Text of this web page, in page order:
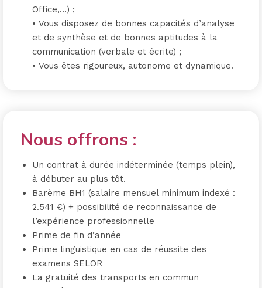
Office,…) ;
• Vous disposez de bonnes capacités d’analyse
et de synthèse et de bonnes aptitudes à la
communication (verbale et écrite) ;
• Vous êtes rigoureux, autonome et dynamique.
Nous offrons :
Un contrat à durée indéterminée (temps plein),
à débuter au plus tôt.
Barème BH1 (salaire mensuel minimum indexé :
2.541 €) + possibilité de reconnaissance de
l’expérience professionnelle
Prime de fin d’année
Prime linguistique en cas de réussite des
examens SELOR
La gratuité des transports en commun